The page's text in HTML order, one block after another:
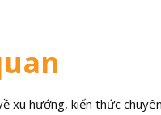
xu hướng, kiến thức